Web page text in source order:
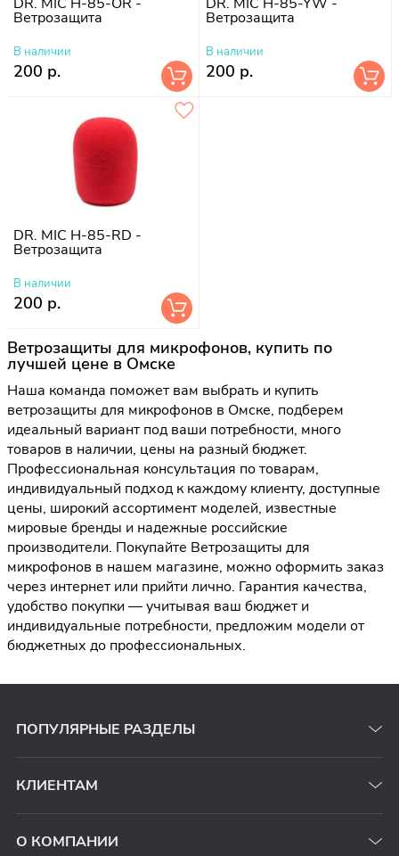
Ветрозащита
В наличии
200 р.
Ветрозащита
В наличии
200 р.
DR. MIC H-85-RD -
Ветрозащита
В наличии
200 р.
Ветрозащиты для микрофонов, купить по
лучшей цене в Омске
Наша команда поможет вам выбрать и купить
ветрозащиты для микрофонов в Омске, подберем
идеальный вариант под ваши потребности, много
товаров в наличии, цены на разный бюджет.
Профессиональная консультация по товарам,
индивидуальный подход к каждому клиенту, доступные
цены, широкий ассортимент моделей, известные
мировые бренды и надежные российские
производители. Покупайте Ветрозащиты для
микрофонов в нашем магазине, можно оформить заказ
через интернет или прийти лично. Гарантия качества,
удобство покупки — учитывая ваш бюджет и
индивидуальные потребности, предложим модели от
бюджетных до профессиональных.
ПОПУЛЯРНЫЕ РАЗДЕЛЫ
КЛИЕНТАМ
О КОМПАНИИ